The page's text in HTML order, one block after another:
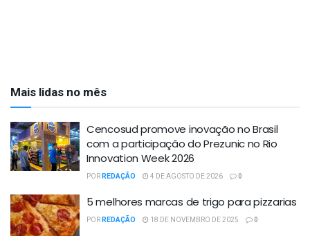
Mais lidas no mês
Cencosud promove inovação no Brasil
com a participação do Prezunic no Rio
Innovation Week 2026
PORREDAÇÃO 4 DE AGOSTO DE 2026 0
5 melhores marcas de trigo para pizzarias
PORREDAÇÃO 18 DE NOVEMBRO DE 2025 0